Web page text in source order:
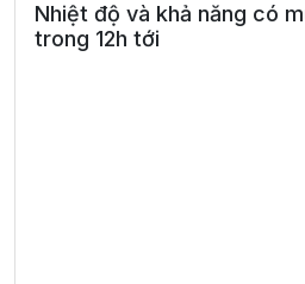
Nhiệt độ và khả năng có
trong 12h tới